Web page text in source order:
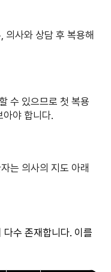
의사와 상담 후 복용해
수 있으므로 첫 복용
아야 합니다.
는 의사의 지도 아래
수 존재합니다. 이를